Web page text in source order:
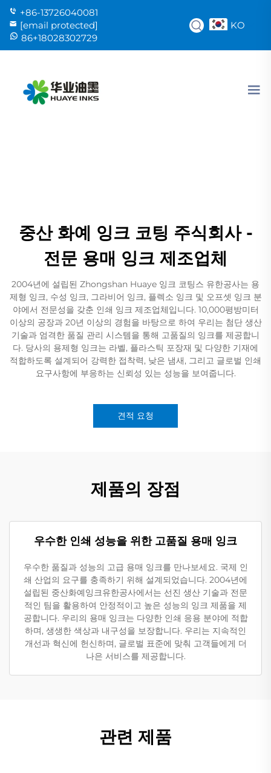
+86-13726040081
[email protected]
86+18028302729
KO
중산 화예 잉크 코팅 주식회사 -
전문 용매 잉크 제조업체
2004년에 설립된 Zhongshan Huaye 잉크 코팅스 유한공사는 용
제형 잉크, 수성 잉크, 그라비어 잉크, 플렉소 잉크 및 오프셋 잉크 분
야에서 전문성을 갖춘 인쇄 잉크 제조업체입니다. 10,000평방미터
이상의 공장과 20년 이상의 경험을 바탕으로 하여 우리는 첨단 생산
기술과 엄격한 품질 관리 시스템을 통해 고품질의 잉크를 제공합니
다. 당사의 용제형 잉크는 라벨, 플라스틱 포장재 및 다양한 기재에
적합하도록 설계되어 강력한 접착력, 낮은 냄새, 그리고 글로벌 인쇄
요구사항에 부응하는 신뢰성 있는 성능을 보여줍니다.
견적 요청
제품의 장점
우수한 인쇄 성능을 위한 고품질 용매 잉크
우수한 품질과 성능의 고급 용매 잉크를 만나보세요. 국제 인
쇄 산업의 요구를 충족하기 위해 설계되었습니다. 2004년에
설립된 중산화예잉크유한공사에서는 선진 생산 기술과 전문
적인 팀을 활용하여 안정적이고 높은 성능의 잉크 제품을 제
공합니다. 우리의 용매 잉크는 다양한 인쇄 응용 분야에 적합
하며, 생생한 색상과 내구성을 보장합니다. 우리는 지속적인
개선과 혁신에 헌신하며, 글로벌 표준에 맞춰 고객들에게 더
나은 서비스를 제공합니다.
관련 제품